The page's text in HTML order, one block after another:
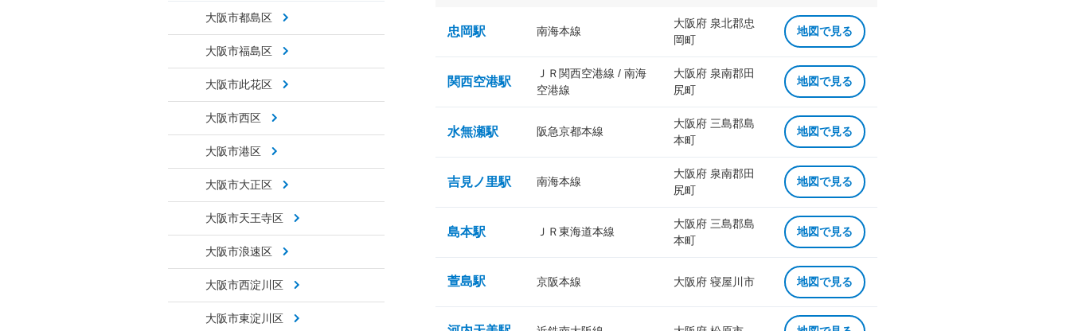
大阪市都島区
大阪市福島区
大阪市此花区
大阪市西区
大阪市港区
大阪市大正区
大阪市天王寺区
大阪市浪速区
大阪市西淀川区
大阪市東淀川区
忠岡駅 南海本線
大阪府 泉北郡忠
岡町
地図で見る
関西空港駅
ＪＲ関西空港線 / 南海
空港線
大阪府 泉南郡田
尻町
地図で見る
水無瀬駅 阪急京都本線
大阪府 三島郡島
本町
地図で見る
吉見ノ里駅 南海本線
大阪府 泉南郡田
尻町
地図で見る
島本駅 ＪＲ東海道本線
大阪府 三島郡島
本町
地図で見る
萱島駅 京阪本線 大阪府 寝屋川市 地図で見る